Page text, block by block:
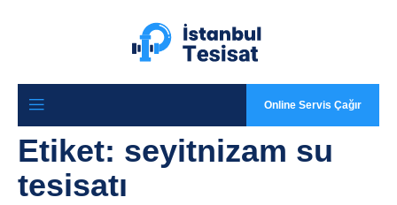
Online Servis Çağır
Etiket: seyitnizam su
tesisatı